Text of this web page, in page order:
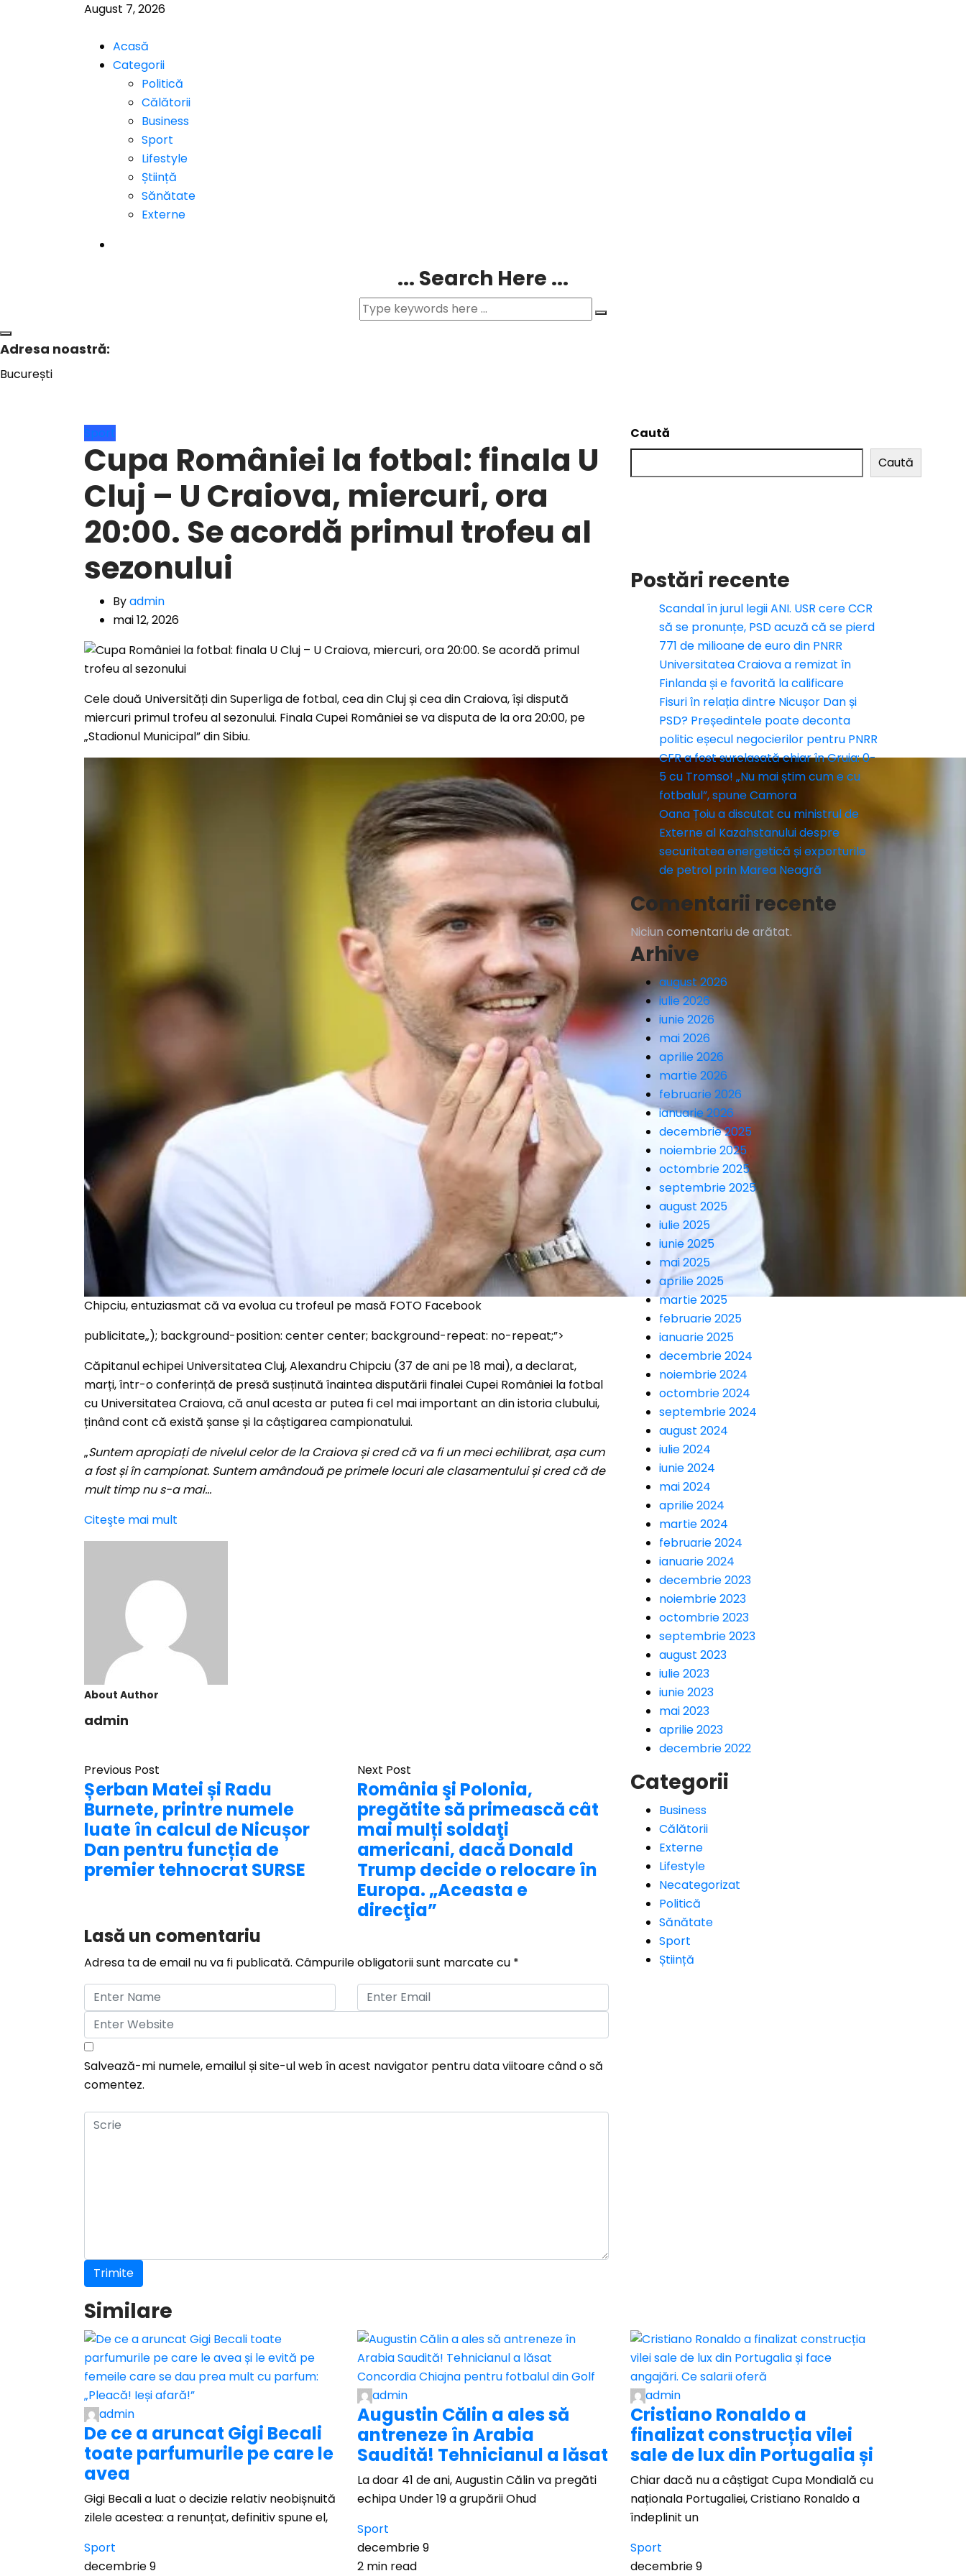
August 7, 2026
Acasă
Categorii
Politică
Călătorii
Business
Sport
Lifestyle
Știință
Sănătate
Externe
... Search Here ...
Adresa noastră:
București
Sport
Cupa României la fotbal: finala U
Cluj – U Craiova, miercuri, ora
20:00. Se acordă primul trofeu al
sezonului
Byadmin
mai 12, 2026
Cele două Universități din Superliga de fotbal, cea din Cluj și cea din Craiova, își dispută
miercuri primul trofeu al sezonului. Finala Cupei României se va disputa de la ora 20:00, pe
„Stadionul Municipal” din Sibiu.
Chipciu, entuziasmat că va evolua cu trofeul pe masă FOTO Facebook
publicitate„); background-position: center center; background-repeat: no-repeat;”>
Căpitanul echipei Universitatea Cluj, Alexandru Chipciu (37 de ani pe 18 mai), a declarat,
marți, într-o conferință de presă susținută înaintea disputării finalei Cupei României la fotbal
cu Universitatea Craiova, că anul acesta ar putea fi cel mai important an din istoria clubului,
ținând cont că există șanse și la câștigarea campionatului.
„Suntem apropiați de nivelul celor de la Craiova și cred că va fi un meci echilibrat, așa cum
a fost și în campionat. Suntem amândouă pe primele locuri ale clasamentului și cred că de
mult timp nu s-a mai…
Citeşte mai mult
About Author
admin
Previous Post
Șerban Matei și Radu
Burnete, printre numele
luate în calcul de Nicușor
Dan pentru funcția de
premier tehnocrat SURSE
Next Post
România şi Polonia,
pregătite să primească cât
mai mulți soldaţi
americani, dacă Donald
Trump decide o relocare în
Europa. „Aceasta e
direcţia”
Lasă un comentariu
Adresa ta de email nu va fi publicată. Câmpurile obligatorii sunt marcate cu *
Salvează-mi numele, emailul și site-ul web în acest navigator pentru data viitoare când o să
comentez.
Caută
Caută
Postări recente
Scandal în jurul legii ANI. USR cere CCR
să se pronunțe, PSD acuză că se pierd
771 de milioane de euro din PNRR
Universitatea Craiova a remizat în
Finlanda și e favorită la calificare
Fisuri în relația dintre Nicușor Dan și
PSD? Președintele poate deconta
politic eșecul negocierilor pentru PNRR
CFR a fost surclasată chiar în Gruia: 0-
5 cu Tromso! „Nu mai știm cum e cu
fotbalul”, spune Camora
Oana Țoiu a discutat cu ministrul de
Externe al Kazahstanului despre
securitatea energetică și exporturile
de petrol prin Marea Neagră
Comentarii recente
Niciun comentariu de arătat.
Arhive
august 2026
iulie 2026
iunie 2026
mai 2026
aprilie 2026
martie 2026
februarie 2026
ianuarie 2026
decembrie 2025
noiembrie 2025
octombrie 2025
septembrie 2025
august 2025
iulie 2025
iunie 2025
mai 2025
aprilie 2025
martie 2025
februarie 2025
ianuarie 2025
decembrie 2024
noiembrie 2024
octombrie 2024
septembrie 2024
august 2024
iulie 2024
iunie 2024
mai 2024
aprilie 2024
martie 2024
februarie 2024
ianuarie 2024
decembrie 2023
noiembrie 2023
octombrie 2023
septembrie 2023
august 2023
iulie 2023
iunie 2023
mai 2023
aprilie 2023
decembrie 2022
Categorii
Business
Călătorii
Externe
Lifestyle
Necategorizat
Politică
Sănătate
Sport
Știință
Similare
admin
De ce a aruncat Gigi Becali
toate parfumurile pe care le
avea
Gigi Becali a luat o decizie relativ neobișnuită
zilele acestea: a renunțat, definitiv spune el,
Sport
decembrie 9
admin
Augustin Călin a ales să
antreneze în Arabia
Saudită! Tehnicianul a lăsat
La doar 41 de ani, Augustin Călin va pregăti
echipa Under 19 a grupării Ohud
Sport
decembrie 9
2 min read
admin
Cristiano Ronaldo a
finalizat construcția vilei
sale de lux din Portugalia și
Chiar dacă nu a câștigat Cupa Mondială cu
naționala Portugaliei, Cristiano Ronaldo a
îndeplinit un
Sport
decembrie 9